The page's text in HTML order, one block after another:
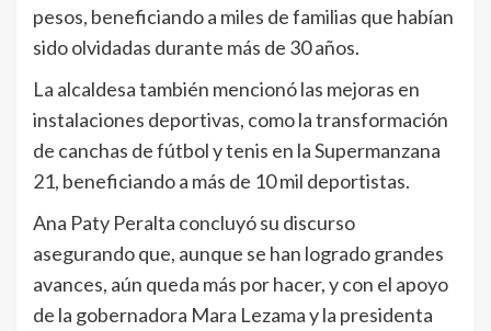
pesos, beneficiando a miles de familias que habían
sido olvidadas durante más de 30 años.
La alcaldesa también mencionó las mejoras en
instalaciones deportivas, como la transformación
de canchas de fútbol y tenis en la Supermanzana
21, beneficiando a más de 10 mil deportistas.
Ana Paty Peralta concluyó su discurso
asegurando que, aunque se han logrado grandes
avances, aún queda más por hacer, y con el apoyo
de la gobernadora Mara Lezama y la presidenta